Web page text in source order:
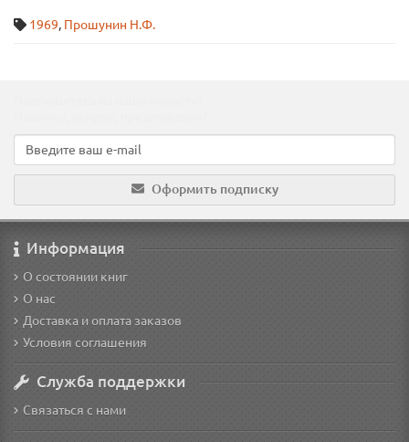
1969, Прошунин Н.Ф.
Оформить подписку
Информация
О состоянии книг
О нас
Доставка и оплата заказов
Условия соглашения
Служба поддержки
Связаться с нами